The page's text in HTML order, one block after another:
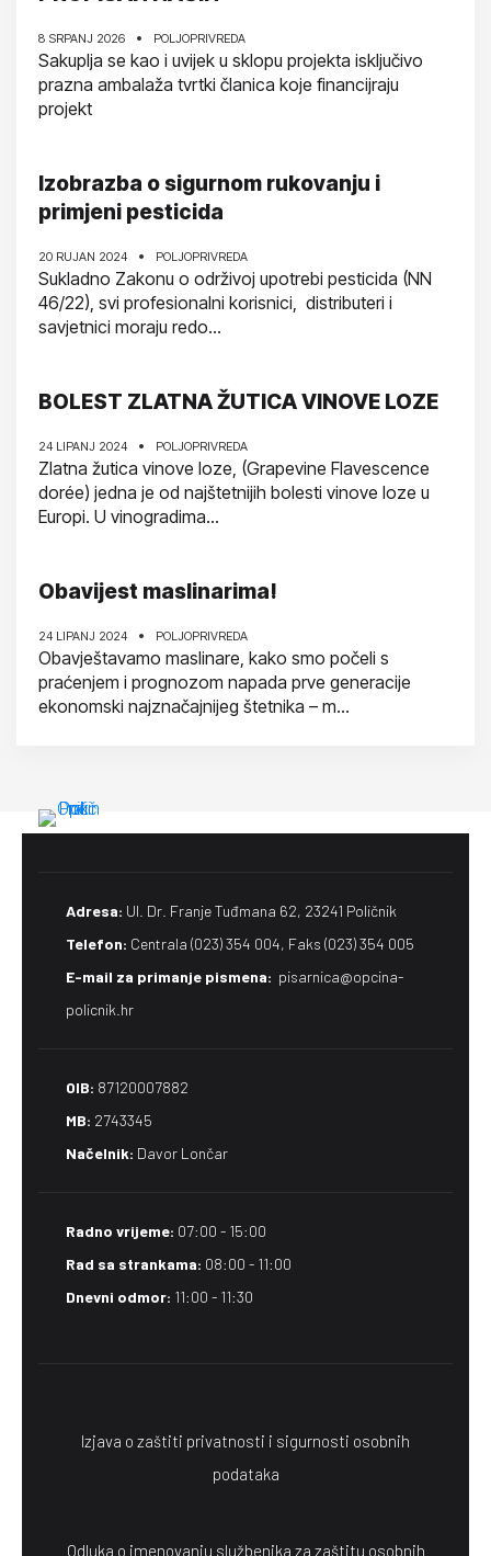
8 SRPANJ 2026 POLJOPRIVREDA
Sakuplja se kao i uvijek u sklopu projekta isključivo
prazna ambalaža tvrtki članica koje financijraju
projekt
Izobrazba o sigurnom rukovanju i
primjeni pesticida
20 RUJAN 2024 POLJOPRIVREDA
Sukladno Zakonu o održivoj upotrebi pesticida (NN
46/22), svi profesionalni korisnici, distributeri i
savjetnici moraju redo...
BOLEST ZLATNA ŽUTICA VINOVE LOZE
24 LIPANJ 2024 POLJOPRIVREDA
Zlatna žutica vinove loze, (Grapevine Flavescence
dorée) jedna je od najštetnijih bolesti vinove loze u
Europi. U vinogradima...
Obavijest maslinarima!
24 LIPANJ 2024 POLJOPRIVREDA
Obavještavamo maslinare, kako smo počeli s
praćenjem i prognozom napada prve generacije
ekonomski najznačajnijeg štetnika – m...
Adresa: Ul. Dr. Franje Tuđmana 62, 23241 Poličnik
Telefon: Centrala (023) 354 004, Faks (023) 354 005
E-mail za primanje pismena​: pisarnica@opcina-
policnik.hr
OIB: 87120007882
MB: 2743345
Načelnik: Davor Lončar
Radno vrijeme: 07:00 - 15:00
Rad sa strankama: 08:00 - 11:00
Dnevni odmor: 11:00 - 11:30
Izjava o zaštiti privatnosti i sigurnosti osobnih
podataka
Odluka o imenovanju službenika za zaštitu osobnih